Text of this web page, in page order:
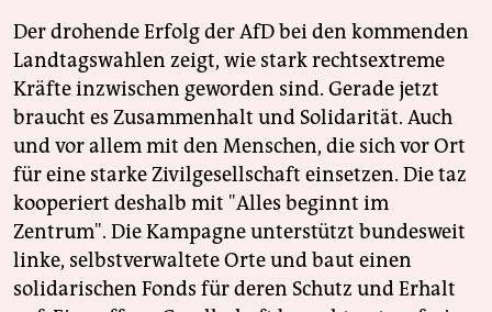
Der drohende Erfolg der AfD bei den kommenden
Landtagswahlen zeigt, wie stark rechtsextreme
Kräfte inzwischen geworden sind. Gerade jetzt
braucht es Zusammenhalt und Solidarität. Auch
und vor allem mit den Menschen, die sich vor Ort
für eine starke Zivilgesellschaft einsetzen. Die taz
kooperiert deshalb mit "Alles beginnt im
Zentrum". Die Kampagne unterstützt bundesweit
linke, selbstverwaltete Orte und baut einen
solidarischen Fonds für deren Schutz und Erhalt